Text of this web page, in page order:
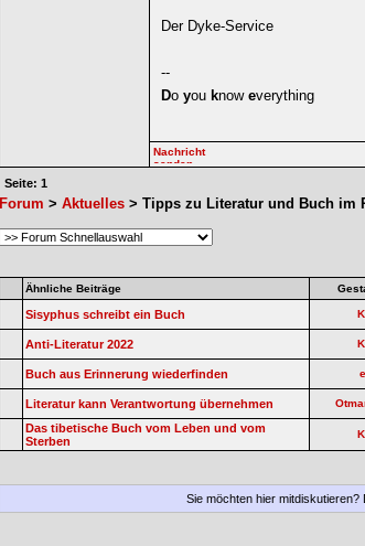
Der Dyke-Service
--
Do you know everything
Seite: 1
Forum > Aktuelles > Tipps zu Literatur und Buch im
Ähnliche Beiträge
Sisyphus schreibt ein Buch
Anti-Literatur 2022
Buch aus Erinnerung wiederfinden
Literatur kann Verantwortung übernehmen
Das tibetische Buch vom Leben und vom
Sterben
Sie möchten hier mitdiskutieren?